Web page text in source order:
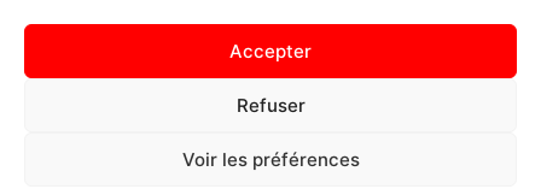
Accepter
Refuser
Voir les préférences
EXPERTISE & ÉVALUATION
VOTRE EXPERT IMMOBILIER À BORDEAUX ET EN